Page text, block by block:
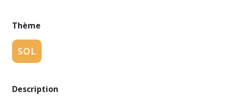
Thème
SOL
Description